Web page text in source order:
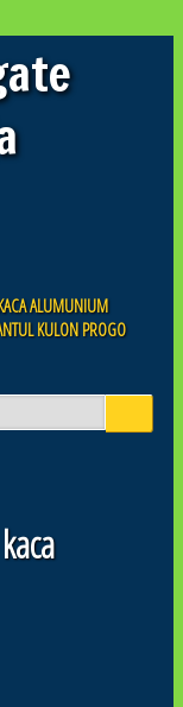
ALUMUNIUM
KULON PROGO